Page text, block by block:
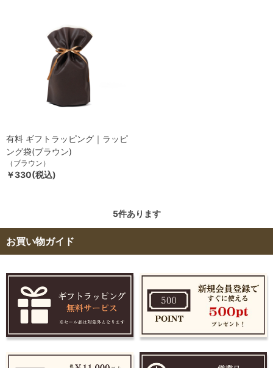
有料 ギフトラッピング｜ラッピ
ング袋(ブラウン)
（ブラウン）
￥330(税込)
5件あります
お買い物ガイド